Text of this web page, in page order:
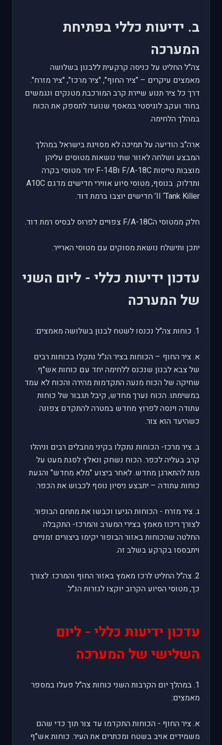
ב. ידיעות כללי בפתיחת
המערכה
צה"ל החליט על כניסה קרקעית ללבנון בשלושה
מאמצים עיקרים – "ציר החוף", "ציר מרכז", "ציר מזרח".
דרך כל ציר תנוע שיירת קרב המורכבת מטנקים ונגמשים
בחוד ועקב לוגיסטי במאסף שנועד לתספק את הכוח
במהלך הלחימה.
ארה"ב הודיעה על תמיכה לא מסויגת בישראל במהלך
המבצע ושלחה לאזור שתי נושאות מטוסים עליהן
מוצבות טייסות F/A-18C וF-14B יחד מטוסי בקרה
ותדלוק. בנוסף, מטוסי סיוע אווירי חדישים מדגם A10C
II ‘Tank Killer’ חדישים יוצבו ברמת דוד.
חלק ממטוסי הF/A-18C צפויים לפרוס לבסיס רמת דוד.
יתכן ותישלח נושאת מסוקים עם מטוסי הארייר.
עדכון ידיעות כללי - ליום השני
של המערכה
1. כוחות צה"ל נכנסו לשטח לבנון בשלושה מאמצים:
א. ציר החוף – הכוחות בציר הנ"ל נתקלו בכוחות רבים
של צבא לבנון שנכנס ללחימה יחד עם כוחות אש"ף.
שחיקה של הכוח מנעה התקדמות מהירה והכוח לא עמד
במשימתו. הכוח נערך מחדש, קיבל תגבור של כוחות
עתודה וינסה לפרוץ מחדש במטרה להתקדם צפונה
כשהיעד הוא צור.
ב. ציר מרכז- הכוחות נתקלו בקיני מחבלים רבים וניהלו
קרב בעליה לכפר. הכוח נשחק ונאלץ לסגת מעט על
מנת להתארגן מחדש. לאחר ביצוע "מלא מחדש" והגעת
כוחות עתודה – יתבצע ניסיון נוסף לכבוש את הכפר.
ג. ציר מזרח - הכוחות הגיעו וכבשו את מתחם הבופור.
לצורך ריכוז מאמץ בצירי המערב והמרכז- התקבלה
החלטה שהכוחות באזור הבופור יקימו ביצורים זמניים
ויתבססו בקרקע בשלב זה.
2. צה"ל החליט לרכז מאמץ באזור החוף והמרכז. לצורך
כך, מטוסי הסיוע הקרוב יוקצו לגזרות הנ"ל.
עדכון ידיעות כללי - ליום
השלישי של המערכה
1. במהלך יום הקרבות השני כוחות צה"ל פעלו במספר
מאמצים:
א. ציר החוף - הכוחות התקדמו עד צור תוך כדי שהם
משמידים אויב בשטח ומכתרים את העיר. כוחות אש"ף